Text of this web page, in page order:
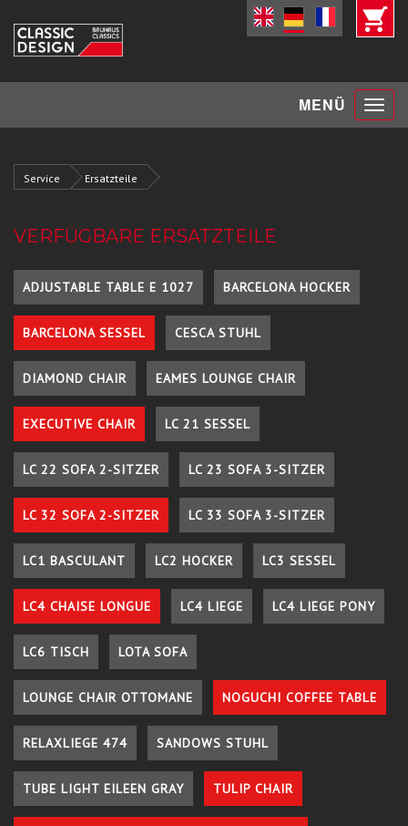
MENÜ Toggle
Service Ersatzteile
VERFÜGBARE ERSATZTEILE
ADJUSTABLE TABLE E 1027 BARCELONA HOCKER
BARCELONA SESSEL CESCA STUHL
DIAMOND CHAIR EAMES LOUNGE CHAIR
EXECUTIVE CHAIR LC 21 SESSEL
LC 22 SOFA 2-SITZER LC 23 SOFA 3-SITZER
LC 32 SOFA 2-SITZER LC 33 SOFA 3-SITZER
LC1 BASCULANT LC2 HOCKER LC3 SESSEL
LC4 CHAISE LONGUE LC4 LIEGE LC4 LIEGE PONY
LC6 TISCH LOTA SOFA
LOUNGE CHAIR OTTOMANE NOGUCHI COFFEE TABLE
RELAXLIEGE 474 SANDOWS STUHL
TUBE LIGHT EILEEN GRAY TULIP CHAIR